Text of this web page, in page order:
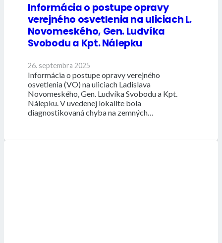
Informácia o postupe opravy
verejného osvetlenia na uliciach L.
Novomeského, Gen. Ludvíka
Svobodu a Kpt. Nálepku
26. septembra 2025
Informácia o postupe opravy verejného
osvetlenia (VO) na uliciach Ladislava
Novomeského, Gen. Ludvíka Svobodu a Kpt.
Nálepku. V uvedenej lokalite bola
diagnostikovaná chyba na zemných…